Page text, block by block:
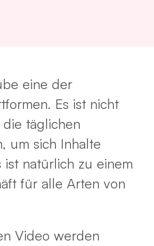
eine der
Es ist nicht
täglichen
um sich Inhalte
ist natürlich zu einem
für alle Arten von
Video werden